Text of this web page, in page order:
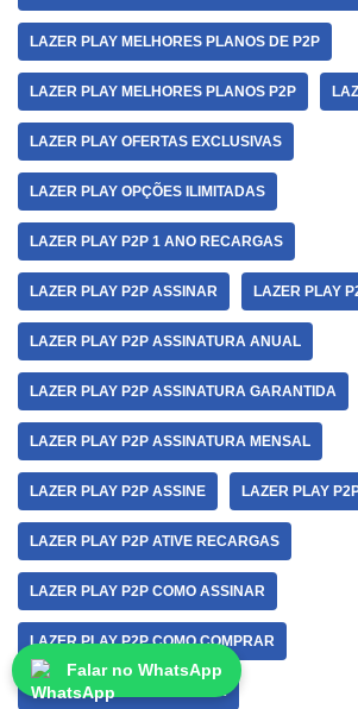
LAZER PLAY MELHORES PLANOS DE P2P
LAZER PLAY MELHORES PLANOS P2P
LAZER PLAY OFERTAS EXCLUSIVAS
LAZER PLAY OPÇÕES ILIMITADAS
LAZER PLAY P2P 1 ANO RECARGAS
LAZER PLAY P2P ASSINAR LAZER PLAY
LAZER PLAY P2P ASSINATURA ANUAL
LAZER PLAY P2P ASSINATURA GARANTIDA
LAZER PLAY P2P ASSINATURA MENSAL
LAZER PLAY P2P ASSINE LAZER PLAY
LAZER PLAY P2P ATIVE RECARGAS
LAZER PLAY P2P COMO ASSINAR
LAZER PLAY P2P COMO COMPRAR
LAZER PLAY P2P COMPRAR
Falar no WhatsApp